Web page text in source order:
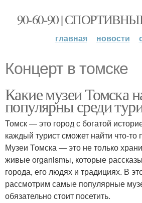
90-60-90 |
главная новости
Концерт в томске
Какие музеи Томска
популярны среди
Томск — это город с богатой
каждый турист сможет найти что-то
Музеи Томска — это не только
живые organismы, которые
города, его людях и традициях. В
рассмотрим самые популярные
обязательно стоит посетить.